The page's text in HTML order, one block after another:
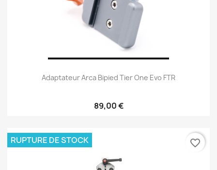
Adaptateur Arca Bipied Tier One Evo FTR
89,00 €
RUPTURE DE STOCK favorite_border